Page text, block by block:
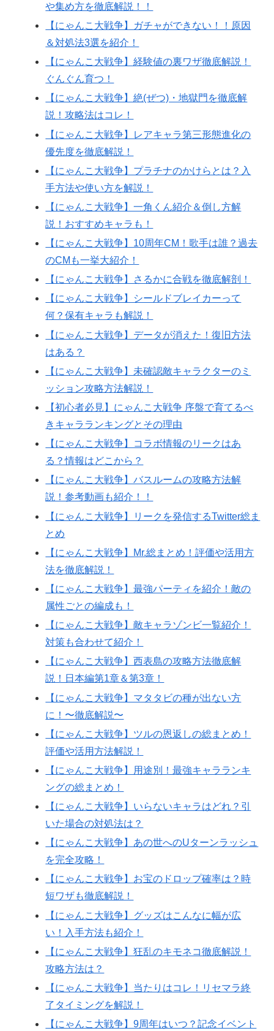
や集め方を徹底解説！！
【にゃんこ大戦争】ガチャができない！！原因
＆対処法3選を紹介！
【にゃんこ大戦争】経験値の裏ワザ徹底解説！
ぐんぐん育つ！
【にゃんこ大戦争】絶(ぜつ)・地獄門を徹底解
説！攻略法はコレ！
【にゃんこ大戦争】レアキャラ第三形態進化の
優先度を徹底解説！
【にゃんこ大戦争】プラチナのかけらとは？入
手方法や使い方を解説！
【にゃんこ大戦争】一角くん紹介＆倒し方解
説！おすすめキャラも！
【にゃんこ大戦争】10周年CM！歌手は誰？過去
のCMも一挙大紹介！
【にゃんこ大戦争】さるかに合戦を徹底解剖！
【にゃんこ大戦争】シールドブレイカーって
何？保有キャラも解説！
【にゃんこ大戦争】データが消えた！復旧方法
はある？
【にゃんこ大戦争】未確認敵キャラクターのミ
ッション攻略方法解説！
【初心者必見】にゃんこ大戦争 序盤で育てるべ
きキャラランキングとその理由
【にゃんこ大戦争】コラボ情報のリークはあ
る？情報はどこから？
【にゃんこ大戦争】バスルームの攻略方法解
説！参考動画も紹介！！
【にゃんこ大戦争】リークを発信するTwitter総ま
とめ
【にゃんこ大戦争】Mr.総まとめ！評価や活用方
法を徹底解説！
【にゃんこ大戦争】最強パーティを紹介！敵の
属性ごとの編成も！
【にゃんこ大戦争】敵キャラゾンビ一覧紹介！
対策も合わせて紹介！
【にゃんこ大戦争】西表島の攻略方法徹底解
説！日本編第1章＆第3章！
【にゃんこ大戦争】マタタビの種が出ない方
に！〜徹底解説〜
【にゃんこ大戦争】ツルの恩返しの総まとめ！
評価や活用方法解説！
【にゃんこ大戦争】用途別！最強キャラランキ
ングの総まとめ！
【にゃんこ大戦争】いらないキャラはどれ？引
いた場合の対処法は？
【にゃんこ大戦争】あの世へのUターンラッシュ
を完全攻略！
【にゃんこ大戦争】お宝のドロップ確率は？時
短ワザも徹底解説！
【にゃんこ大戦争】グッズはこんなに幅が広
い！入手方法も紹介！
【にゃんこ大戦争】狂乱のキモネコ徹底解説！
攻略方法は？
【にゃんこ大戦争】当たりはコレ！リセマラ終
了タイミングを解説！
【にゃんこ大戦争】9周年はいつ？記念イベント